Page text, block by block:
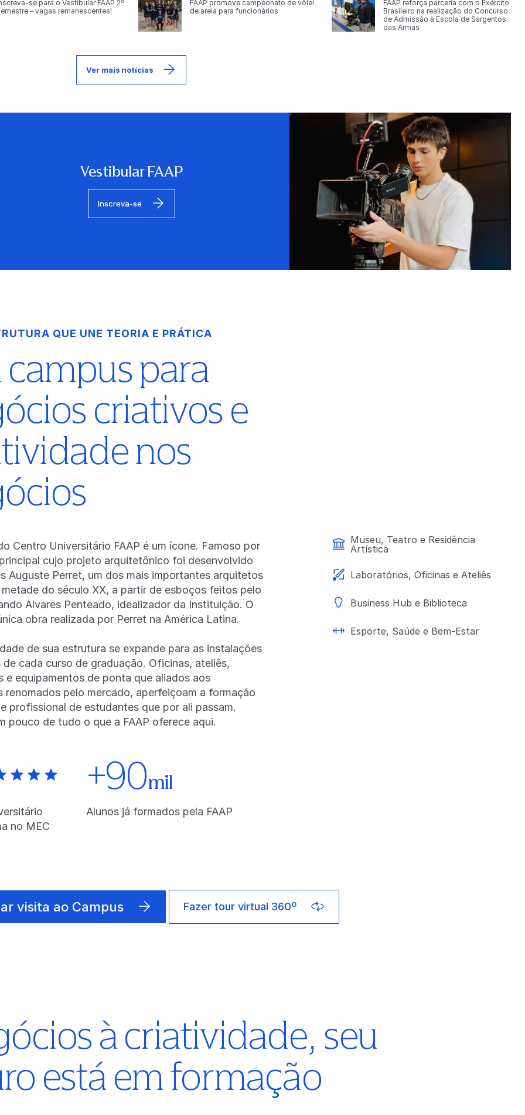
a Fundação Miró
de Mallorca e acervos
artista e sua constante
arte do século XX. Sua
diálogo entre abstração,
porte que revela essa
é reafirmar o
diferentes culturas e
afirma Pilar M. T. P. C.
curadoria do espanhol
que percorrem
o artista desenvolveu
referências e
artístico. Para
da instituição em
da arte. “Com Miró:
com o público
a história da arte. O
um vocabulário
como o cubismo e o
busca por novas formas
protagonistas da arte
a domingo, das 9h às 20h.
se para o Vestibular FAAP 2º
– vagas remanescentes!
FAAP promove campeonato de vôlei
de areia para funcionários
FAAP reforça parceria com o Exército
Brasileiro na realização do Concurso
de Admissão à Escola de Sargentos
das Armas
Ver mais notícias
Vestibular FAAP
Inscreva-se
QUE UNE TEORIA E PRÁTICA
para
criativos e
nos
Centro Universitário FAAP é um ícone. Famoso por
cujo projeto arquitetônico foi desenvolvido
Auguste Perret, um dos mais importantes arquitetos
metade do século XX, a partir de esboços feitos pelo
Alvares Penteado, idealizador da Instituição. O
obra realizada por Perret na América Latina.
de sua estrutura se expande para as instalações
cada curso de graduação. Oficinas, ateliês,
e equipamentos de ponta que aliados aos
renomados pelo mercado, aperfeiçoam a formação
profissional de estudantes que por ali passam.
pouco de tudo o que a FAAP oferece aqui.
no MEC
+90mil
Alunos já formados pela FAAP
Museu, Teatro e Residência
Artística
Laboratórios, Oficinas e Ateliês
Business Hub e Biblioteca
Esporte, Saúde e Bem-Estar
visita ao Campus Fazer tour virtual 360º
à criatividade, seu
está em formação